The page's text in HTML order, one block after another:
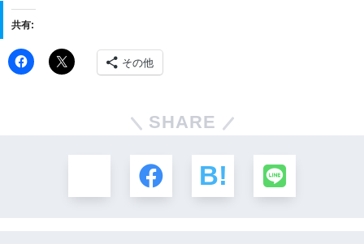
共有:
その他
SHARE